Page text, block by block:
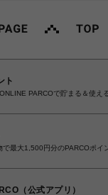
ト
PARCOで貯まる＆使え
で最大1,500円分のPARCOポイ
（公式アプリ）